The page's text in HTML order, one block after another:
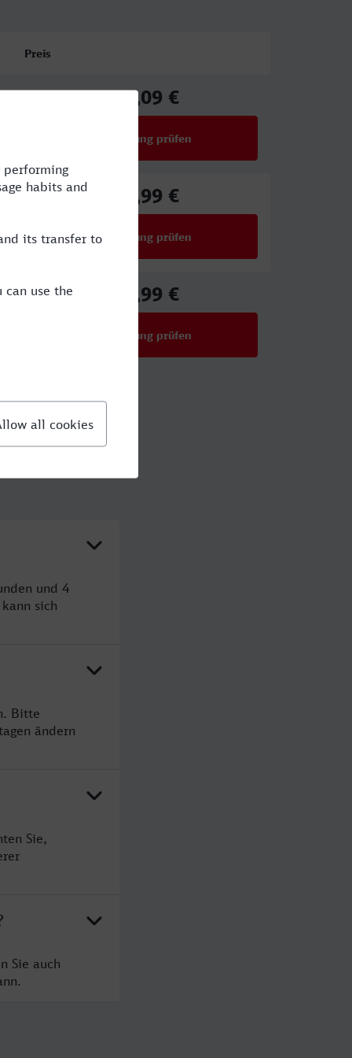
Preis
38,09 €
Verbindung prüfen
31,99 €
Verbindung prüfen
31,99 €
Verbindung prüfen
und 4
sich
Bitte
ändern
Sie,
Sie auch